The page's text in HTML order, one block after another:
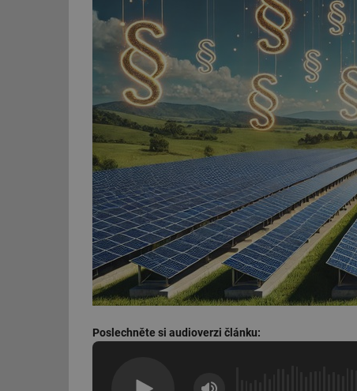
Poslechněte si audioverzi článku: